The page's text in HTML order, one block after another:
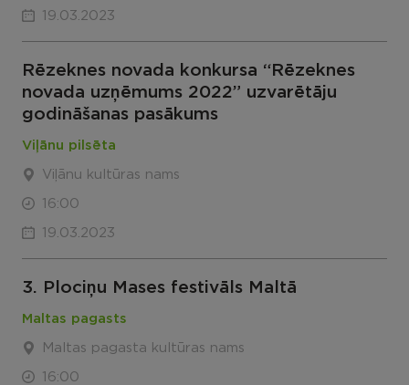
19.03.2023
Rēzeknes novada konkursa “Rēzeknes
novada uzņēmums 2022” uzvarētāju
godināšanas pasākums
Viļānu pilsēta
Viļānu kultūras nams
16:00
19.03.2023
3. Plociņu Mases festivāls Maltā
Maltas pagasts
Maltas pagasta kultūras nams
16:00